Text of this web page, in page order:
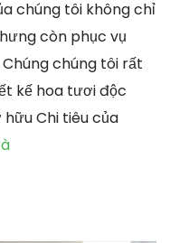
chúng tôi không chỉ
còn phục vụ
chúng tôi rất
kế hoa tươi độc
Chi tiêu của